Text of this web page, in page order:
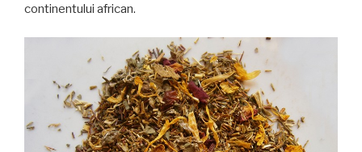
continentului african.